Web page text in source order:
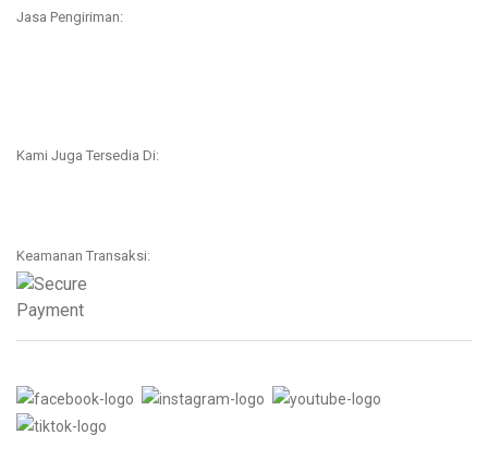
Jasa Pengiriman:
Kami Juga Tersedia Di:
Keamanan Transaksi: